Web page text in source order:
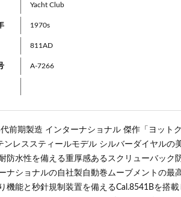
Yacht Club
1970s
811AD
A-7266
前期製造 インターナショナル 傑作「ヨット
ンレススティールモデル シルバーダイヤルの
防水性を備える重厚感あるスクリューバック
ナショナルの自社製自動巻ムーブメントの最
機能と秒針規制装置を備えるCal.8541Bを搭載